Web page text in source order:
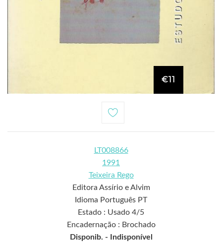
€11
LT008866
1991
Teixeira Rego
Editora Assírio e Alvim
Idioma Português PT
Estado : Usado 4/5
Encadernação : Brochado
Disponib. -
Indisponível